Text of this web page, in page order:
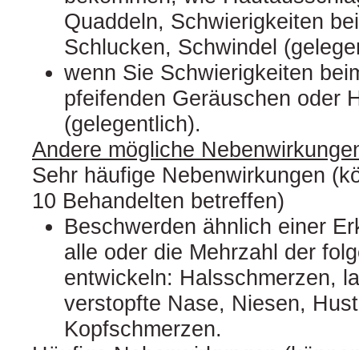
Quaddeln, Schwierigkeiten
Schlucken, Schwindel
wenn Sie Schwierigkeiten
pfeifenden Geräuschen oder
(gelegentlich).
Andere mögliche
Sehr häufige Nebenwirkungen
10 Behandelten betreffen)
Beschwerden ähnlich einer
alle oder die Mehrzahl der
entwickeln: Halsschmerzen,
verstopfte Nase, Niesen,
Kopfschmerzen.